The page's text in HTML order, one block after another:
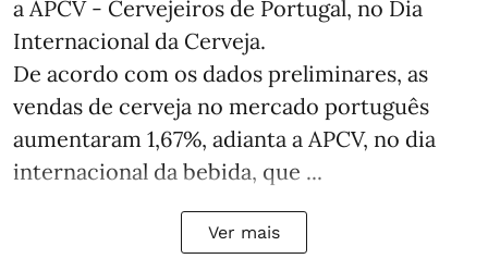
a APCV - Cervejeiros de Portugal, no Dia
Internacional da Cerveja.
De acordo com os dados preliminares, as
vendas de cerveja no mercado português
aumentaram 1,67%, adianta a APCV, no dia
internacional da bebida, que ...
Ver mais